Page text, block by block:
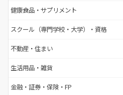
健康食品・サプリメント
スクール（専門学校・大学）・資格
不動産・住まい
生活用品・雑貨
金融・証券・保険・FP